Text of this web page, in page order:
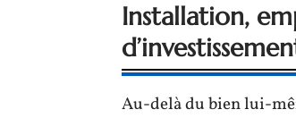
Installation,
Au-delà du bien lui-